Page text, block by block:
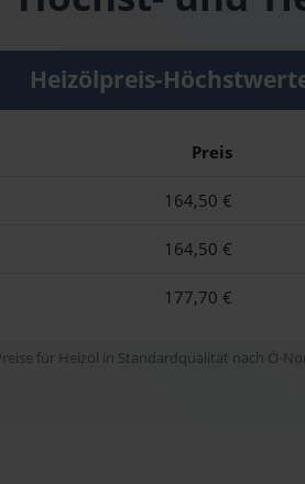
Heizölpreis-
Preis
164,50 €
164,50 €
177,70 €
für Heizöl in Standardqualität nach Ö-